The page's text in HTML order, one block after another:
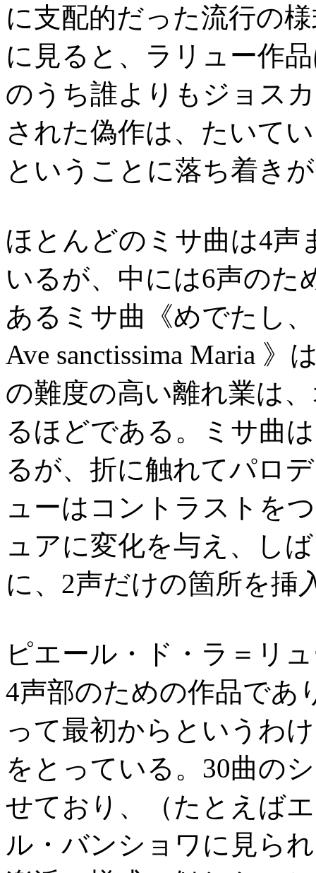
に支配的だった流行の
に見ると、ラリュー作
のうち誰よりもジョス
された偽作は、たいて
ということに落ち着き
ほとんどのミサ曲は4声
いるが、中には6声のた
あるミサ曲《めでたし
Ave sanctissima Maria
の難度の高い離れ業は
るほどである。ミサ曲
るが、折に触れてパロ
ューはコントラストを
ュアに変化を与え、し
に、2声だけの箇所を挿
ピエール・ド・ラ＝リ
4声部のための作品であ
って最初からというわ
をとっている。30曲の
せており、（たとえば
ル・バンショワに見ら